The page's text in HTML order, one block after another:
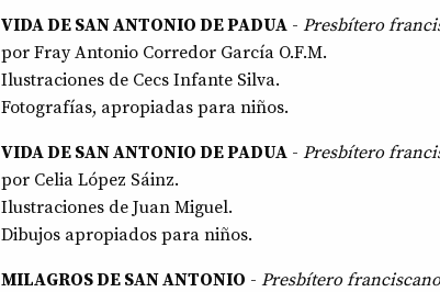
VIDA DE SAN ANTONIO DE PADUA- Presbítero
por Fray Antonio Corredor García O.F.M.
Ilustraciones de Cecs Infante Silva.
Fotografías, apropiadas para niños.
VIDA DE SAN ANTONIO DE PADUA- Presbítero
por Celia López Sáinz.
Ilustraciones de Juan Miguel.
Dibujos apropiados para niños.
MILAGROS DE SAN ANTONIO - Presbítero